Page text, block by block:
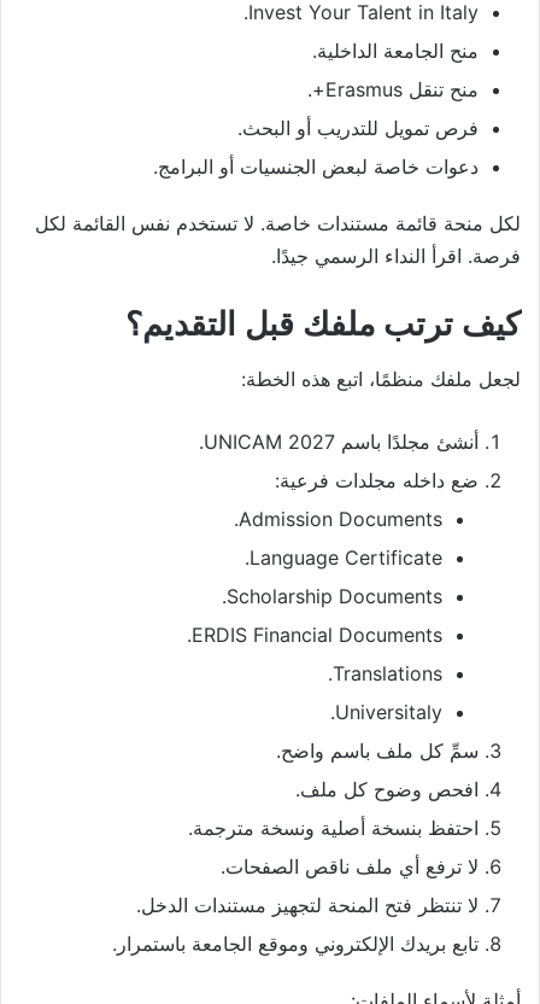
Invest Your Talent in Italy.
منح الجامعة الداخلية.
منح تنقل Erasmus+.
فرص تمويل للتدريب أو البحث.
دعوات خاصة لبعض الجنسيات أو البرامج.
لكل منحة قائمة مستندات خاصة. لا تستخدم نفس القائمة لكل
فرصة. اقرأ النداء الرسمي جيدًا.
كيف ترتب ملفك قبل التقديم؟
لجعل ملفك منظمًا، اتبع هذه الخطة:
أنشئ مجلدًا باسم UNICAM 2027.
ضع داخله مجلدات فرعية:
Admission Documents.
Language Certificate.
Scholarship Documents.
ERDIS Financial Documents.
Translations.
Universitaly.
سمِّ كل ملف باسم واضح.
افحص وضوح كل ملف.
احتفظ بنسخة أصلية ونسخة مترجمة.
لا ترفع أي ملف ناقص الصفحات.
لا تنتظر فتح المنحة لتجهيز مستندات الدخل.
تابع بريدك الإلكتروني وموقع الجامعة باستمرار.